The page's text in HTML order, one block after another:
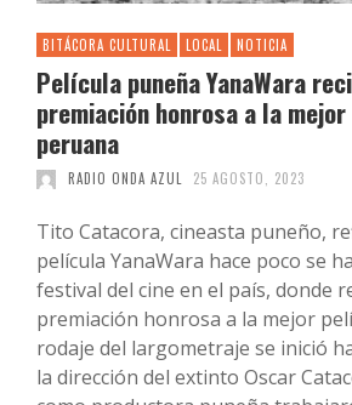
BITÁCORA CULTURAL LOCAL NOTICIA
Película puneña YanaWara
premiación honrosa a la
peruana
RADIO ONDA AZUL 25 AGOSTO, 2023
Tito Catacora, cineasta puneño,
película YanaWara hace poco se
festival del cine en el país, donde
premiación honrosa a la mejor
rodaje del largometraje se inició
la dirección del extinto Oscar